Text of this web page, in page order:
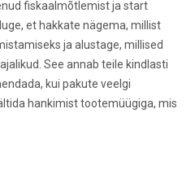
fiskaalmõtlemist ja start
et hakkate nägema, millist
ja alustage, millised
See annab teile kindlasti
kui pakute veelgi
hankimist tootemüügiga, mis